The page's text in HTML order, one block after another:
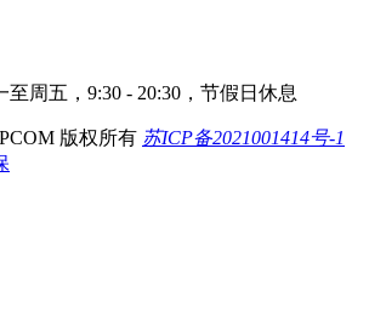
周五，9:30 - 20:30，节假日休息
版权所有 苏ICP备2021001414号-1